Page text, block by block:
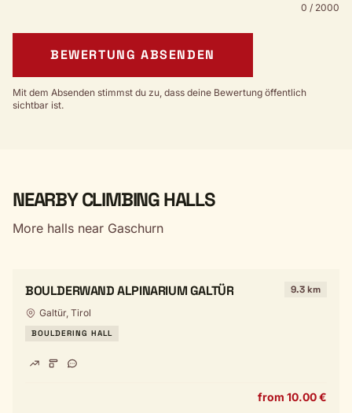
0 / 2000
BEWERTUNG ABSENDEN
Mit dem Absenden stimmst du zu, dass deine Bewertung öffentlich
sichtbar ist.
NEARBY CLIMBING HALLS
More halls near Gaschurn
BOULDERWAND ALPINARIUM GALTÜR 9.3 km
Galtür, Tirol
BOULDERING HALL
from 10.00 €